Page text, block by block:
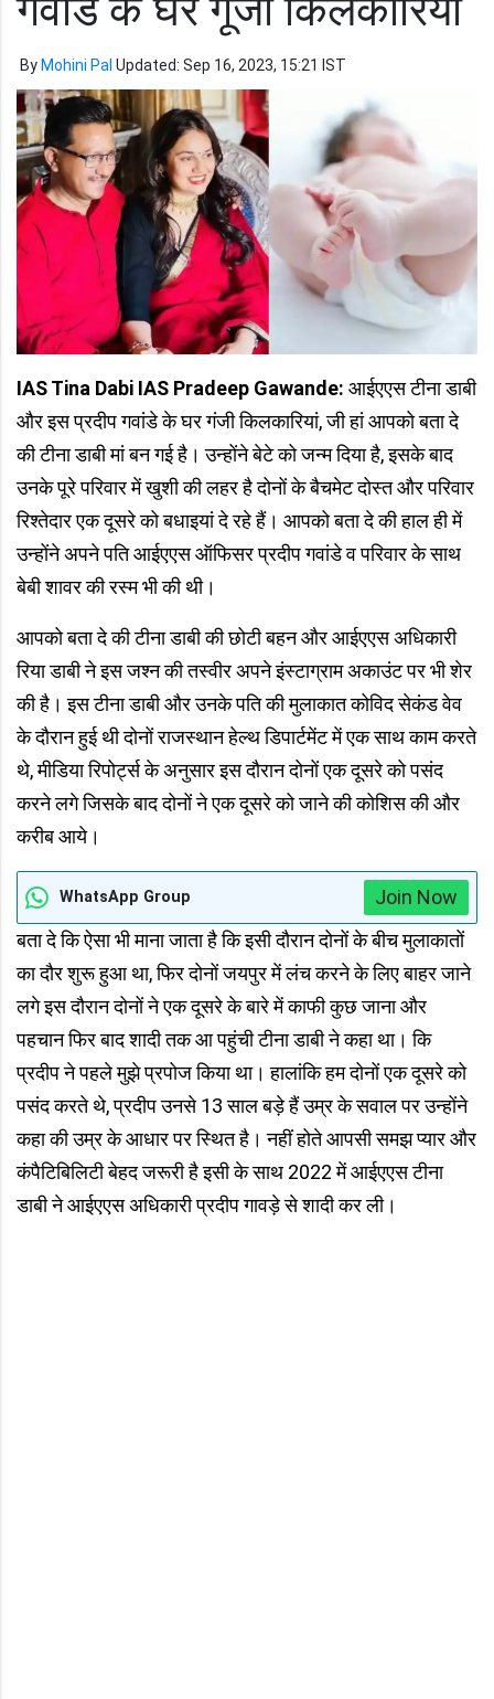
गवांडे के घर गूंजी किलकारियां
By Mohini Pal Updated: Sep 16, 2023, 15:21 IST
IAS Tina Dabi IAS Pradeep Gawande: आईएएस टीना डाबी
और इस प्रदीप गवांडे के घर गंजी किलकारियां, जी हां आपको बता दे
की टीना डाबी मां बन गई है। उन्होंने बेटे को जन्म दिया है, इसके बाद
उनके पूरे परिवार में खुशी की लहर है दोनों के बैचमेट दोस्त और परिवार
रिश्तेदार एक दूसरे को बधाइयां दे रहे हैं। आपको बता दे की हाल ही में
उन्होंने अपने पति आईएएस ऑफिसर प्रदीप गवांडे व परिवार के साथ
बेबी शावर की रस्म भी की थी।
आपको बता दे की टीना डाबी की छोटी बहन और आईएएस अधिकारी
रिया डाबी ने इस जश्न की तस्वीर अपने इंस्टाग्राम अकाउंट पर भी शेर
की है। इस टीना डाबी और उनके पति की मुलाकात कोविद सेकंड वेव
के दौरान हुई थी दोनों राजस्थान हेल्थ डिपार्टमेंट में एक साथ काम करते
थे, मीडिया रिपोर्ट्स के अनुसार इस दौरान दोनों एक दूसरे को पसंद
करने लगे जिसके बाद दोनों ने एक दूसरे को जाने की कोशिस की और
करीब आये।
WhatsApp Group
Join Now
बता दे कि ऐसा भी माना जाता है कि इसी दौरान दोनों के बीच मुलाकातों
का दौर शुरू हुआ था, फिर दोनों जयपुर में लंच करने के लिए बाहर जाने
लगे इस दौरान दोनों ने एक दूसरे के बारे में काफी कुछ जाना और
पहचान फिर बाद शादी तक आ पहुंची टीना डाबी ने कहा था। कि
प्रदीप ने पहले मुझे प्रपोज किया था। हालांकि हम दोनों एक दूसरे को
पसंद करते थे, प्रदीप उनसे 13 साल बड़े हैं उम्र के सवाल पर उन्होंने
कहा की उम्र के आधार पर स्थित है। नहीं होते आपसी समझ प्यार और
कंपैटिबिलिटी बेहद जरूरी है इसी के साथ 2022 में आईएएस टीना
डाबी ने आईएएस अधिकारी प्रदीप गावड़े से शादी कर ली।